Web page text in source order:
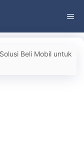
Beli Mobil untuk